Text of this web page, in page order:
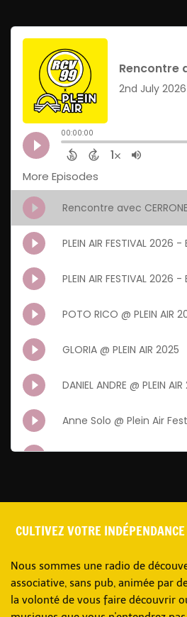
CULTIVEZ VOTRE
Nous sommes une radio de
associative, sans pub, animée par
la volonté de vous faire découvrir